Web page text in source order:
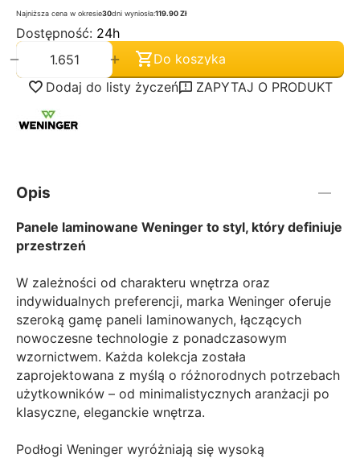
Najniższa cena w okresie30dni wyniosła:119.90 Zł
Dostępność: 24h
+
−
Do koszyka
Dodaj do listy życzeń
ZAPYTAJ O PRODUKT
Opis
Panele laminowane Weninger to styl, który definiuje
przestrzeń
W zależności od charakteru wnętrza oraz
indywidualnych preferencji, marka Weninger oferuje
szeroką gamę paneli laminowanych, łączących
nowoczesne technologie z ponadczasowym
wzornictwem. Każda kolekcja została
zaprojektowana z myślą o różnorodnych potrzebach
użytkowników – od minimalistycznych aranżacji po
klasyczne, eleganckie wnętrza.
Podłogi Weninger wyróżniają się wysoką